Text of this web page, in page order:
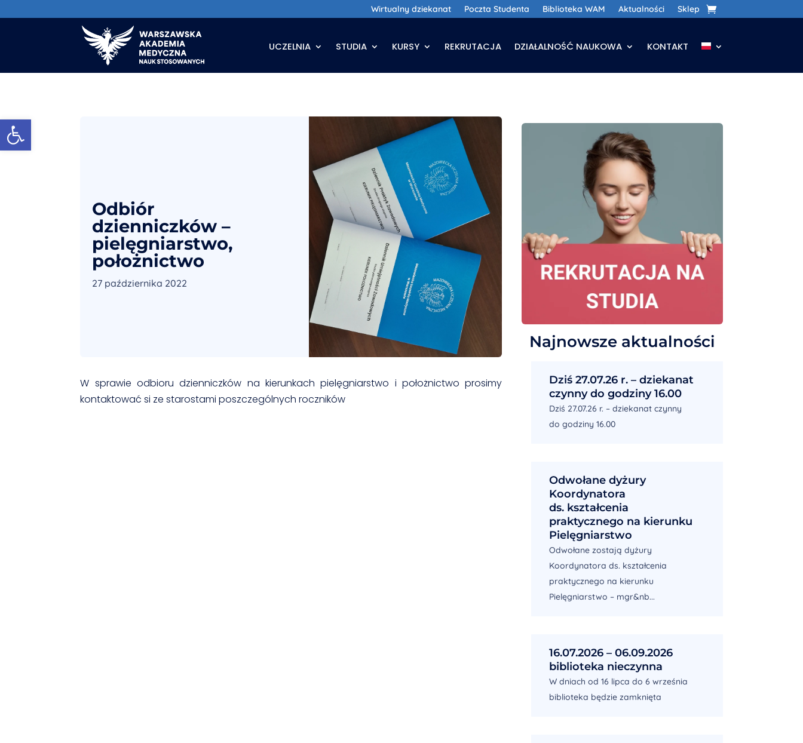
Wirtualny dziekanat Poczta Studenta Biblioteka WAM Aktualności Sklep
UCZELNIA STUDIA KURSY REKRUTACJA DZIAŁALNOŚĆ NAUKOWA KONTAKT
Odbiór
dzienniczków –
pielęgniarstwo,
położnictwo
27 października 2022
W sprawie odbioru dzienniczków na kierunkach pielęgniarstwo i położnictwo prosimy
kontaktować si ze starostami poszczególnych roczników
Najnowsze aktualności
Dziś 27.07.26 r. – dziekanat
czynny do godziny 16.00
Dziś 27.07.26 r. – dziekanat czynny
do godziny 16.00
Odwołane dyżury
Koordynatora
ds. kształcenia
praktycznego na kierunku
Pielęgniarstwo
Odwołane zostają dyżury
Koordynatora ds. kształcenia
praktycznego na kierunku
Pielęgniarstwo – mgr&nb...
16.07.2026 – 06.09.2026
biblioteka nieczynna
W dniach od 16 lipca do 6 września
biblioteka będzie zamknięta
Otwórz pasek narzędzi